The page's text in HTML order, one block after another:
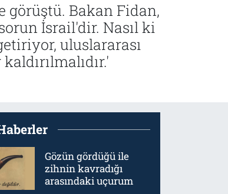
görüştü. Bakan Fidan,
İsrail'dir. Nasıl ki
uluslararası
Gözün gördüğü ile
zihnin kavradığı
arasındaki uçurum